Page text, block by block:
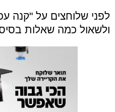
לפני שלוחצים על "קנה
ולשאול כמה שאלות